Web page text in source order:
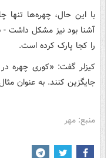
با این حال، چهره‌ها تنها
آشنا بود نیز مشکل داشت
را کجا پارک کرده است.
کیزلر گفت: «کوری چهره
جایگزین کنند. به عنوان
منبع: مهر